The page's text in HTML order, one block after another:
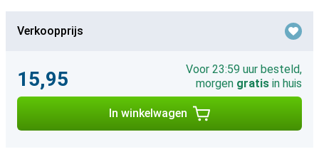
Verkoopprijs
15,95
Voor 23:59 uur besteld,
morgen gratis in huis
In winkelwagen